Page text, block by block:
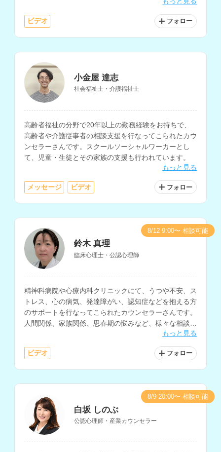
ビデオ フォロー
小金屋 達志
社会福祉士・介護福祉士
高齢者福祉の分野で20年以上の勤務経験をお持ちで、
高齢者や介護従事者の相談支援を行なってこられたカウ
ンセラーさんです。スクールソーシャルワーカーとし
て、児童・生徒とその家族の支援も行われています。
もっと見る
メッセージ ビデオ フォロー
鈴木 真理
臨床心理士・公認心理師
精神科病院や心療内科クリニックにて、うつや不安、ス
トレス、心の病気、発達障がい、認知症などを抱える方
のサポートを行なってこられたカウンセラーさんです。
人間関係、家族関係、思春期の悩みなど、様々な相談内
もっと見る
ビデオ フォロー
8/12 9:00〜 相談可能
白坂 しのぶ
公認心理師・産業カウンセラー
8/9 20:00〜 相談可能